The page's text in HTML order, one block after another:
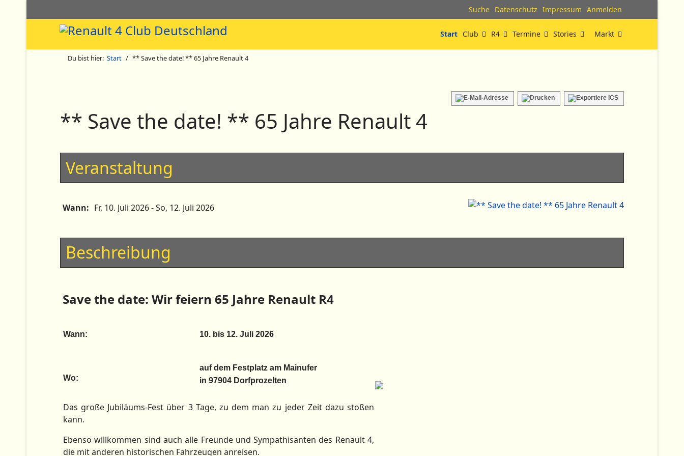
Suche Datenschutz Impressum Anmelden
Start Club R4 Termine Stories Markt
Du bist hier: Start ** Save the date! ** 65 Jahre Renault 4
** Save the date! ** 65 Jahre Renault 4
Veranstaltung
Wann: Fr, 10. Juli 2026- So, 12. Juli 2026
Beschreibung
Save the date: Wir feiern 65 Jahre Renault R4
Wann: 10. bis 12. Juli 2026
Wo:
auf dem Festplatz am Mainufer
in 97904 Dorfprozelten
Das große Jubiläums-Fest über 3 Tage, zu dem man zu jeder Zeit dazu stoßen
kann.
Ebenso willkommen sind auch alle Freunde und Sympathisanten des Renault 4,
die mit anderen historischen Fahrzeugen anreisen.